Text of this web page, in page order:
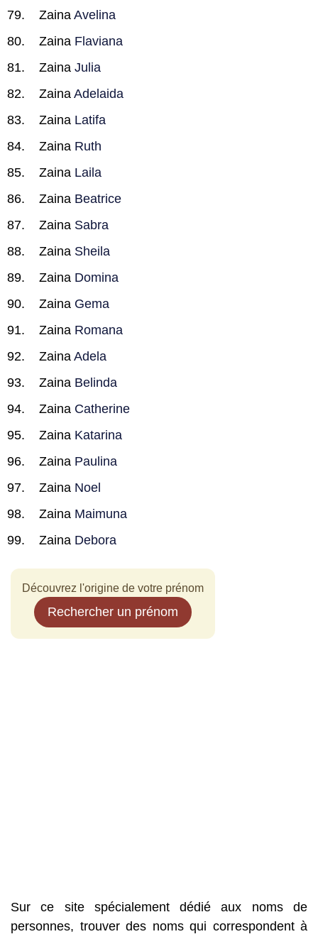
Zaina Avelina
Zaina Flaviana
Zaina Julia
Zaina Adelaida
Zaina Latifa
Zaina Ruth
Zaina Laila
Zaina Beatrice
Zaina Sabra
Zaina Sheila
Zaina Domina
Zaina Gema
Zaina Romana
Zaina Adela
Zaina Belinda
Zaina Catherine
Zaina Katarina
Zaina Paulina
Zaina Noel
Zaina Maimuna
Zaina Debora
Découvrez l'origine de votre prénom
Rechercher un prénom
Sur ce site spécialement dédié aux noms de
personnes, trouver des noms qui correspondent à